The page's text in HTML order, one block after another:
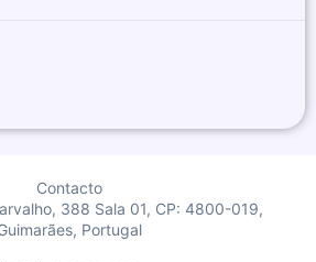
Contacto
388 Sala 01, CP: 4800-019,
Portugal